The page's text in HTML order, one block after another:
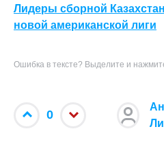
Лидеры сборной
новой американской лиги
Ошибка в тексте? Выделите и
0
Ли